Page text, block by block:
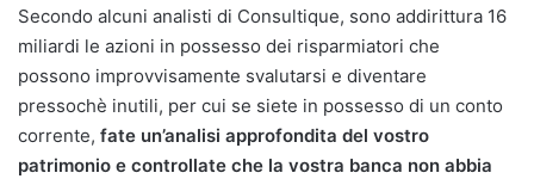
Secondo alcuni analisti di Consultique, sono addirittura 16
miliardi le azioni in possesso dei risparmiatori che
possono improvvisamente svalutarsi e diventare
pressochè inutili, per cui se siete in possesso di un conto
corrente, fate un’analisi approfondita del vostro
patrimonio e controllate che la vostra banca non abbia